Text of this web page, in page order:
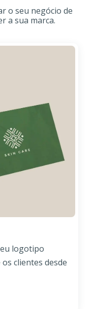
o seu negócio de
a sua marca.
logotipo
clientes desde